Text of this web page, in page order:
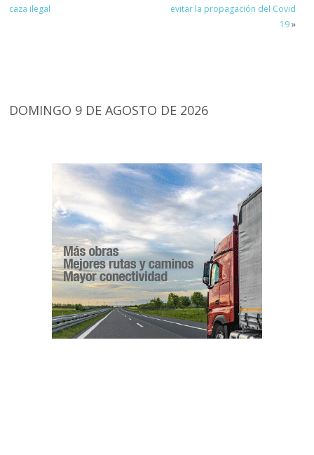
caza ilegal
evitar la propagación del Covid
19»
DOMINGO 9 DE AGOSTO DE 2026